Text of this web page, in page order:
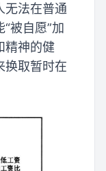
无法在普通
被自愿”加
精神的健
换取暂时在